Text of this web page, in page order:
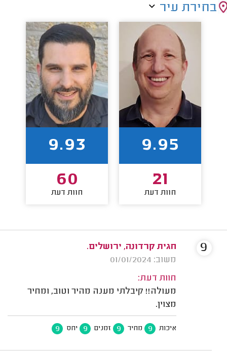
בחירת עיר
9.95
21
חוות דעת
9.93
60
חוות דעת
חגית קרדונה, ירושלים.
משוב: 01/01/2024
חוות דעת:
מעולה!! קיבלתי מענה מהיר וטוב, ומחיר
מצוין.
איכות 9 מחיר 9 זמנים 9 יחס 9
9